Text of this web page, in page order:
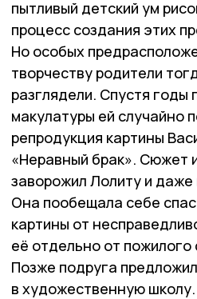
пытливый детский ум
процесс создания этих
Но особых
творчеству родители
разглядели. Спустя годы
макулатуры ей случайно
репродукция картины
«Неравный брак». Сюжет
заворожил Лолиту и даже
Она пообещала себе
картины от
её отдельно от пожилого
Позже подруга
в художественную